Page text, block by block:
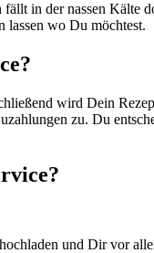
in der nassen Kälte
lassen wo Du möchtest.
wird Dein
zu. Du
und Dir vor